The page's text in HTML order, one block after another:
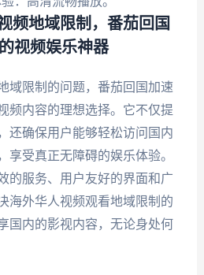
频地域限制，番茄回国
视频娱乐神器
域限制的问题，番茄回国加速
频内容的理想选择。它不仅提
还确保用户能够轻松访问国内
享受真正无障碍的娱乐体验。
的服务、用户友好的界面和广
海外华人视频观看地域限制的
国内的影视内容，无论身处何